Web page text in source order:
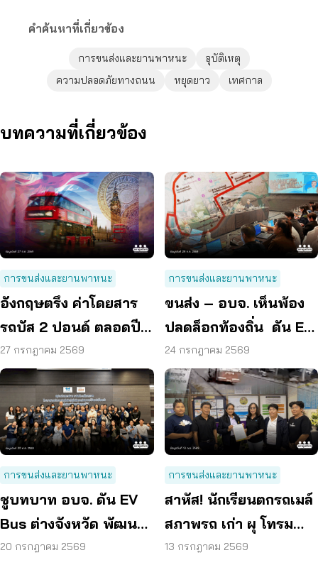
คำค้นหาที่เกี่ยวข้อง
การขนส่งและยานพาหนะ
อุบัติเหตุ
ความปลอดภัยทางถนน
หยุดยาว เทศกาล
บทความที่เกี่ยวข้อง
การขนส่งและยานพาหนะ
อังกฤษตรึง ค่าโดยสาร
รถบัส 2 ปอนด์ ตลอดปี
70 ลดค่าครองชีพ
27 กรกฎาคม 2569
การขนส่งและยานพาหนะ
ขนส่ง – อบจ. เห็นพ้อง
ปลดล็อกท้องถิ่น ดัน EV
Bus อยุธยา
24 กรกฎาคม 2569
การขนส่งและยานพาหนะ
ชูบทบาท อบจ. ดัน EV
Bus ต่างจังหวัด พัฒนา
ขนส่งสาธารณะไร้รอย
20 กรกฎาคม 2569
การขนส่งและยานพาหนะ
สาหัส! นักเรียนตกรถเมล์
สภาพรถ เก่า ผุ โทรม
ถามหามาตรฐานรถ
13 กรกฎาคม 2569